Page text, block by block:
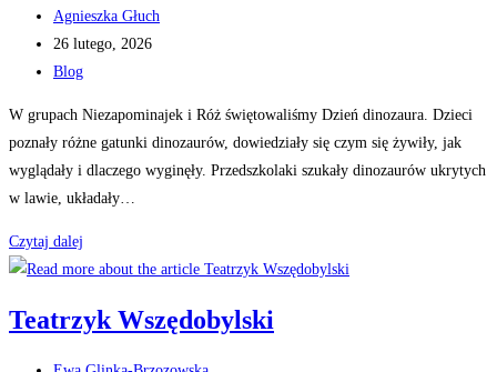
Post
author:
Agnieszka Głuch
Post
published:
26 lutego, 2026
Post
Blog
W grupach Niezapominajek i Róż świętowaliśmy Dzień dinozaura. Dzieci
poznały różne gatunki dinozaurów, dowiedziały się czym się żywiły, jak
wyglądały i dlaczego wyginęły. Przedszkolaki szukały dinozaurów ukrytych
w lawie, układały…
Czytaj dalej
dinozaura
Teatrzyk Wszędobylski